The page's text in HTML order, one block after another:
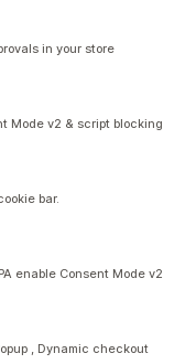
in your store
Mode v2 & script blocking
bar.
enable Consent Mode v2
, Dynamic checkout